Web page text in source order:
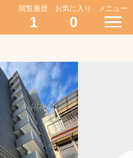
閲覧履歴
1
お気に入り
0
メニュー